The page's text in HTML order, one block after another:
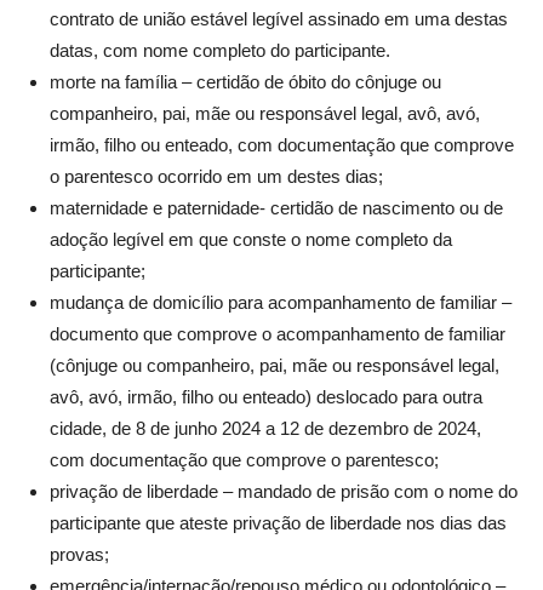
contrato de união estável legível assinado em uma destas
datas, com nome completo do participante.
morte na família – certidão de óbito do cônjuge ou
companheiro, pai, mãe ou responsável legal, avô, avó,
irmão, filho ou enteado, com documentação que comprove
o parentesco ocorrido em um destes dias;
maternidade e paternidade- certidão de nascimento ou de
adoção legível em que conste o nome completo da
participante;
mudança de domicílio para acompanhamento de familiar –
documento que comprove o acompanhamento de familiar
(cônjuge ou companheiro, pai, mãe ou responsável legal,
avô, avó, irmão, filho ou enteado) deslocado para outra
cidade, de 8 de junho 2024 a 12 de dezembro de 2024,
com documentação que comprove o parentesco;
privação de liberdade – mandado de prisão com o nome do
participante que ateste privação de liberdade nos dias das
provas;